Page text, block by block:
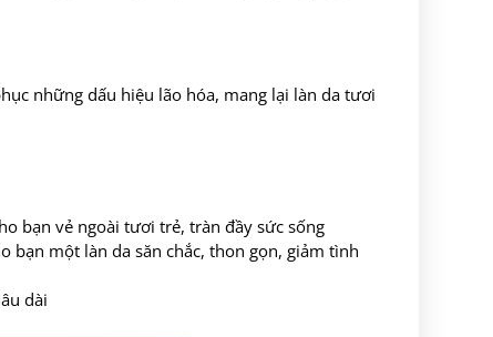
những dấu hiệu lão hóa, mang lại làn da tươi
bạn vẻ ngoài tươi trẻ, tràn đầy sức sống
bạn một làn da săn chắc, thon gọn, giảm tình
dài